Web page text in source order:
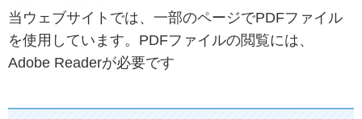
当ウェブサイトでは、一部のページでPDFファイル
を使用しています。PDFファイルの閲覧には、
Adobe Readerが必要です